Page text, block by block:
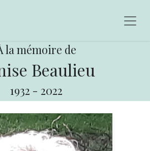
la mémoire de
Beaulieu
1932 - 2022